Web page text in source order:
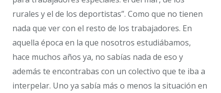
rurales y el de los deportistas”. Como que no tienen
nada que ver con el resto de los trabajadores. En
aquella época en la que nosotros estudiábamos,
hace muchos años ya, no sabías nada de eso y
además te encontrabas con un colectivo que te iba a
interpelar. Uno ya sabía más o menos la situación en